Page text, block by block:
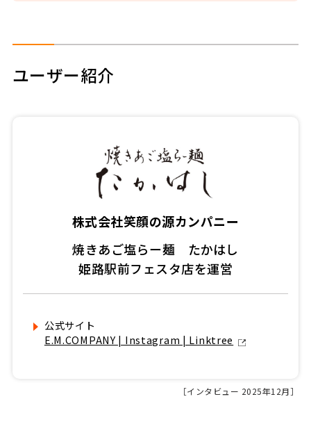
ユーザー紹介
株式会社笑顔の源カンパニー
焼きあご塩らー麺 たかはし
姫路駅前フェスタ店を運営
公式サイト
E.M.COMPANY | Instagram | Linktree
［インタビュー 2025年12月］